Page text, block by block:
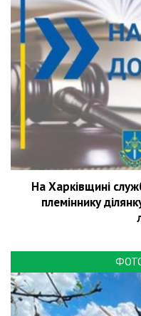
На Харківщині
племіннику